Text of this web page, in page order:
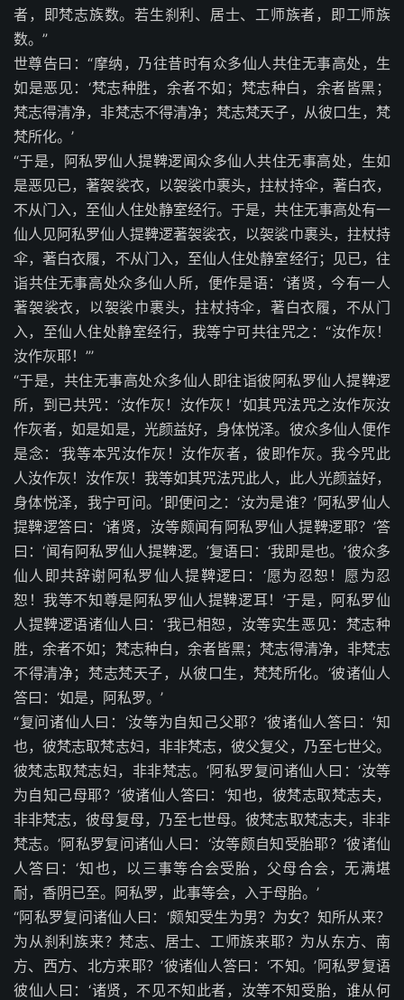
者，即梵志族数。若生刹利、居士、工师族者，即工师族
数。”
世尊告曰：“摩纳，乃往昔时有众多仙人共住无事高处，生
如是恶见：‘梵志种胜，余者不如；梵志种白，余者皆黑；
梵志得清净，非梵志不得清净；梵志梵天子，从彼口生，梵
梵所化。’
“于是，阿私罗仙人提鞞逻闻众多仙人共住无事高处，生如
是恶见已，著袈裟衣，以袈裟巾裹头，拄杖持伞，著白衣，
不从门入，至仙人住处静室经行。于是，共住无事高处有一
仙人见阿私罗仙人提鞞逻著袈裟衣，以袈裟巾裹头，拄杖持
伞，著白衣履，不从门入，至仙人住处静室经行；见已，往
诣共住无事高处众多仙人所，便作是语：‘诸贤，今有一人
著袈裟衣，以袈裟巾裹头，拄杖持伞，著白衣履，不从门
入，至仙人住处静室经行，我等宁可共往咒之：“汝作灰！
汝作灰耶！”’
“于是，共住无事高处众多仙人即往诣彼阿私罗仙人提鞞逻
所，到已共咒：‘汝作灰！汝作灰！’如其咒法咒之汝作灰汝
作灰者，如是如是，光颜益好，身体悦泽。彼众多仙人便作
是念：‘我等本咒汝作灰！汝作灰者，彼即作灰。我今咒此
人汝作灰！汝作灰！我等如其咒法咒此人，此人光颜益好，
身体悦泽，我宁可问。’即便问之：‘汝为是谁？’阿私罗仙人
提鞞逻答曰：‘诸贤，汝等颇闻有阿私罗仙人提鞞逻耶？’答
曰：‘闻有阿私罗仙人提鞞逻。’复语曰：‘我即是也。’彼众多
仙人即共辞谢阿私罗仙人提鞞逻曰：‘愿为忍恕！愿为忍
恕！我等不知尊是阿私罗仙人提鞞逻耳！’于是，阿私罗仙
人提鞞逻语诸仙人曰：‘我已相恕，汝等实生恶见：梵志种
胜，余者不如；梵志种白，余者皆黑；梵志得清净，非梵志
不得清净；梵志梵天子，从彼口生，梵梵所化。’彼诸仙人
答曰：‘如是，阿私罗。’
“复问诸仙人曰：‘汝等为自知己父耶？’彼诸仙人答曰：‘知
也，彼梵志取梵志妇，非非梵志，彼父复父，乃至七世父。
彼梵志取梵志妇，非非梵志。’阿私罗复问诸仙人曰：‘汝等
为自知己母耶？’彼诸仙人答曰：‘知也，彼梵志取梵志夫，
非非梵志，彼母复母，乃至七世母。彼梵志取梵志夫，非非
梵志。’阿私罗复问诸仙人曰：‘汝等颇自知受胎耶？’彼诸仙
人答曰：‘知也，以三事等合会受胎，父母合会，无满堪
耐，香阴已至。阿私罗，此事等会，入于母胎。’
“阿私罗复问诸仙人曰：‘颇知受生为男？为女？知所从来？
为从刹利族来？梵志、居士、工师族来耶？为从东方、南
方、西方、北方来耶？’彼诸仙人答曰：‘不知。’阿私罗复语
彼仙人曰：‘诸贤，不见不知此者，汝等不知受胎，谁从何